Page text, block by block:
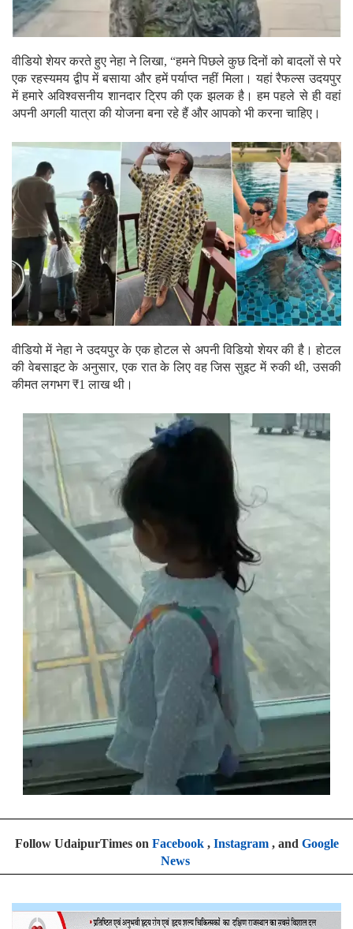
वीडियो शेयर करते हुए नेहा ने लिखा, “हमने पिछले कुछ दिनों को बादलों से परे
एक रहस्यमय द्वीप में बसाया और हमें पर्याप्त नहीं मिला। यहां रैफल्स उदयपुर
में हमारे अविश्वसनीय शानदार ट्रिप की एक झलक है। हम पहले से ही वहां
अपनी अगली यात्रा की योजना बना रहे हैं और आपको भी करना चाहिए।
वीडियो में नेहा ने उदयपुर के एक होटल से अपनी विडियो शेयर की है। होटल
की वेबसाइट के अनुसार, एक रात के लिए वह जिस सुइट में रुकी थी, उसकी
कीमत लगभग ₹1 लाख थी।
Follow UdaipurTimes on Facebook, Instagram, and Google
News